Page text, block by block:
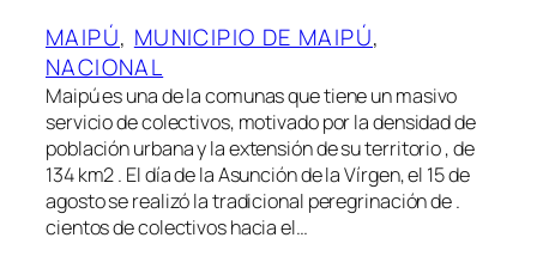
MAIPÚ, MUNICIPIO DE MAIPÚ
NACIONAL
Maipú es una de la comunas que tiene un masivo
servicio de colectivos, motivado por la densidad de
población urbana y la extensión de su territorio , de
134 km2 . El día de la Asunción de la Vírgen, el 15 de
agosto se realizó la tradicional peregrinación de .
cientos de colectivos hacia el…